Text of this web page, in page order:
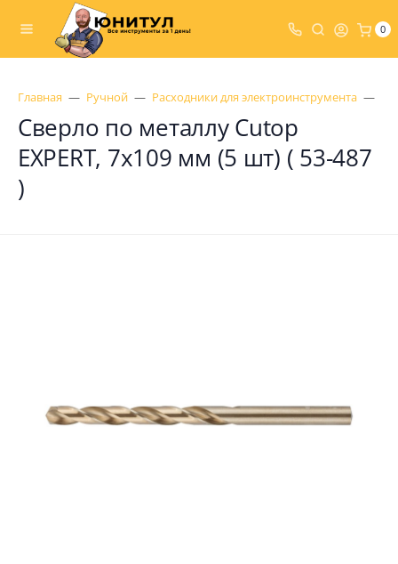
0
Главная Ручной Расходники для электроинструмента
Сверло по металлу Cutop
EXPERT, 7х109 мм (5 шт) ( 53-487
)